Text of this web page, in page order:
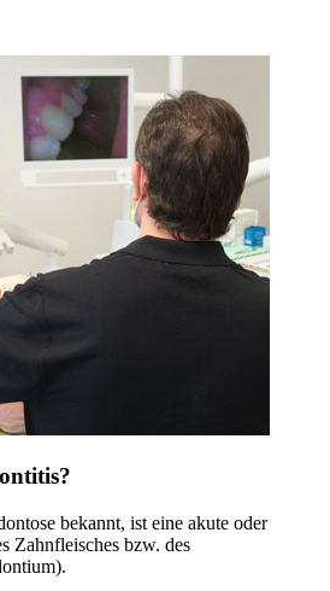
bekannt, ist eine akute oder
Zahnfleisches bzw. des